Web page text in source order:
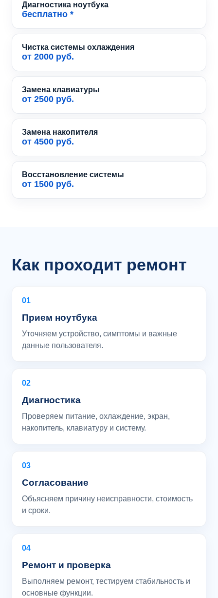
Диагностика ноутбука
бесплатно *
Чистка системы охлаждения
от 2000 руб.
Замена клавиатуры
от 2500 руб.
Замена накопителя
от 4500 руб.
Восстановление системы
от 1500 руб.
Как проходит ремонт
01
Прием ноутбука
Уточняем устройство, симптомы и важные
данные пользователя.
02
Диагностика
Проверяем питание, охлаждение, экран,
накопитель, клавиатуру и систему.
03
Согласование
Объясняем причину неисправности, стоимость
и сроки.
04
Ремонт и проверка
Выполняем ремонт, тестируем стабильность и
основные функции.